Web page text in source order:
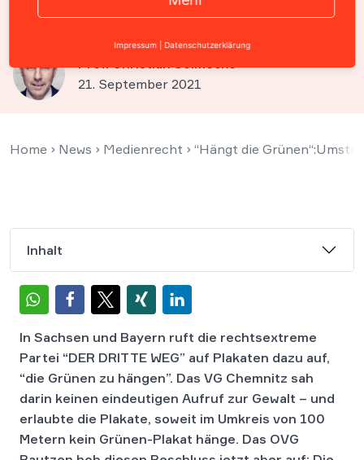
müssen abgehängt werden
Prof. Christian Solmecke
21. September 2021
Home › News › Medienrecht › “Hängt die
Inhalt
In Sachsen und Bayern ruft die rechtsextreme
Partei “DER DRITTE WEG” auf Plakaten dazu auf,
“die Grünen zu hängen”. Das VG Chemnitz sah
darin keinen eindeutigen Aufruf zur Gewalt – und
erlaubte die Plakate, soweit im Umkreis von 100
Metern kein Grünen-Plakat hänge. Das OVG
Impressum Datenschutzerklärung